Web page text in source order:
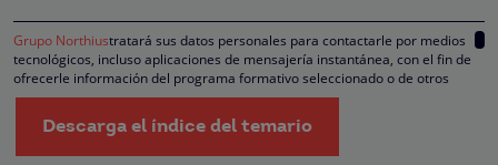
Grupo Northiustratará sus datos personales para contactarle por medios
tecnológicos, incluso aplicaciones de mensajería instantánea, con el fin de
ofrecerle información del programa formativo seleccionado o de otros
directamente relacionados con el interés manifestado y, en su caso, para
tramitar la contratación correspondiente. Compartiremos su solicitud con las
empresas que conforman elGrupo Northius, con el objeto de que estas
hacerle llegar la mejor oferta de productos y servicios de acuerdo a su
Descarga el índice del temario